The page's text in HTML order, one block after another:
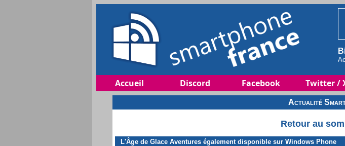
Accueil Discord Facebook Twitter /
Actualité
Retour au
L'Âge de Glace Aventures également disponible sur Windows Phone